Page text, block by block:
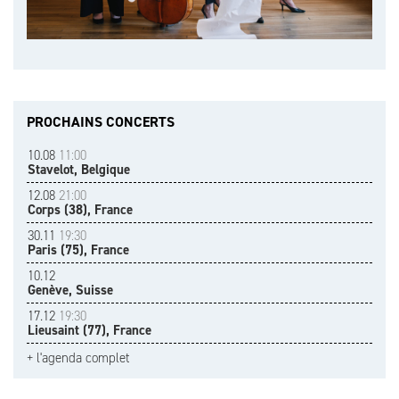
PROCHAINS CONCERTS
10.08 11:00
Stavelot, Belgique
12.08 21:00
Corps (38), France
30.11 19:30
Paris (75), France
10.12
Genève, Suisse
17.12 19:30
Lieusaint (77), France
+ l'agenda complet